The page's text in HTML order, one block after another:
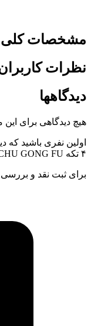
مشخصات کلی
نظرات
دیدگاهها
هیچ دیدگاهی برای
اولین نفری باشید که
۴ تکه CHU GONG FU”
برای ثبت نقد و بررسی